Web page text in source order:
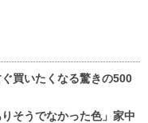
買いたくなる驚きの500
そうでなかった色」家中